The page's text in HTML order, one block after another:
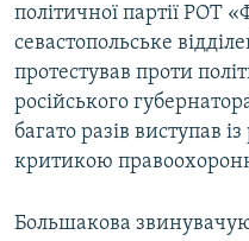
політичної партії РОТ
севастопольське
протестував проти
російського
багато разів виступав
критикою
Большакова